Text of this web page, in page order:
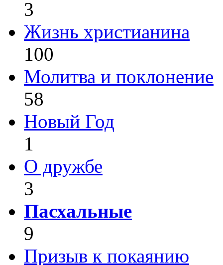
3
Жизнь христианина
100
Молитва и поклонение
58
Новый Год
1
О дружбе
3
Пасхальные
9
Призыв к покаянию